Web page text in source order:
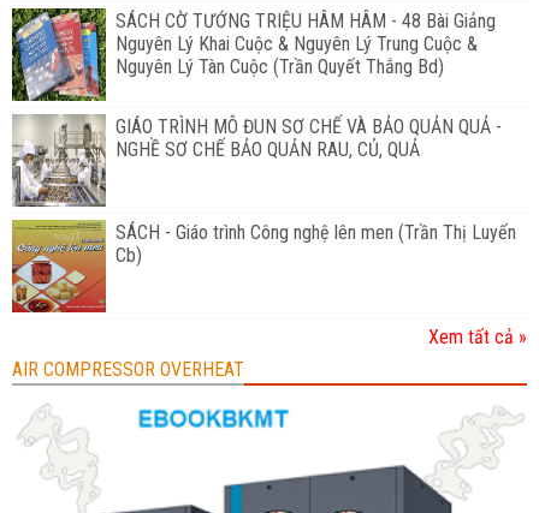
SÁCH CỜ TƯỚNG TRIỆU HÂM HÂM - 48 Bài Giảng
Nguyên Lý Khai Cuộc & Nguyên Lý Trung Cuộc &
Nguyên Lý Tàn Cuộc (Trần Quyết Thắng Bd)
GIÁO TRÌNH MÔ ĐUN SƠ CHẾ VÀ BẢO QUẢN QUẢ -
NGHỀ SƠ CHẾ BẢO QUẢN RAU, CỦ, QUẢ
SÁCH - Giáo trình Công nghệ lên men (Trần Thị Luyến
Cb)
Xem tất cả »
AIR COMPRESSOR OVERHEAT